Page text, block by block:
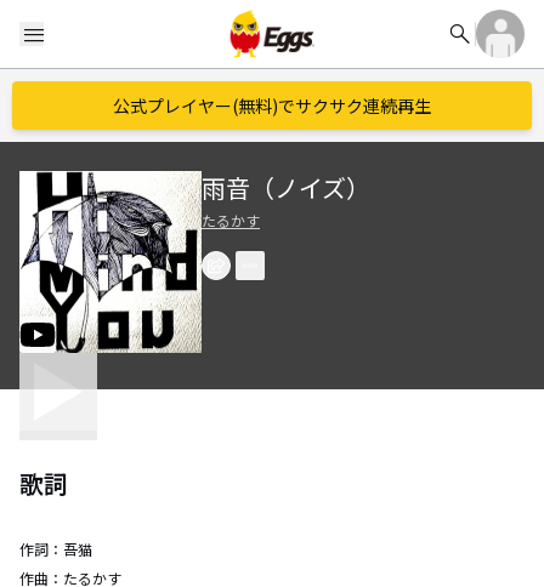
menu search
公式プレイヤー(無料)でサクサク連続再生
雨音（ノイズ）
たるかす
歌詞
作詞： 吾猫
作曲： たるかす